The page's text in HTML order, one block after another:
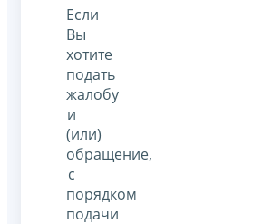
Если
Вы
хотите
подать
жалобу
и
(или)
обращение,
с
порядком
подачи